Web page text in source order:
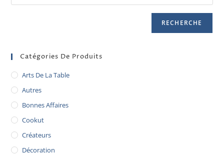
RECHERCHE
Catégories De Produits
Arts De La Table
Autres
Bonnes Affaires
Cookut
Créateurs
Décoration